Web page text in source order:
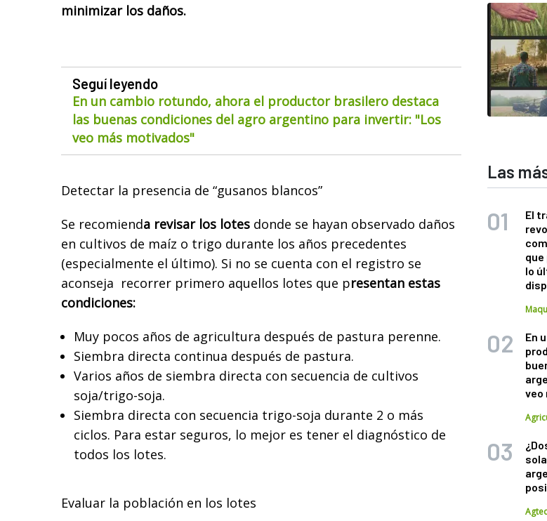
minimizar los daños.
Seguí leyendo
En un cambio rotundo, ahora el productor brasilero destaca
las buenas condiciones del agro argentino para invertir: "Los
veo más motivados"
Detectar la presencia de “gusanos blancos”
Se recomienda revisar los lotes donde se hayan observado daños
en cultivos de maíz o trigo durante los años precedentes
(especialmente el último). Si no se cuenta con el registro se
aconseja recorrer primero aquellos lotes que presentan estas
condiciones:
Muy pocos años de agricultura después de pastura perenne.
Siembra directa continua después de pastura.
Varios años de siembra directa con secuencia de cultivos
soja/trigo-soja.
Siembra directa con secuencia trigo-soja durante 2 o más
ciclos. Para estar seguros, lo mejor es tener el diagnóstico de
todos los lotes.
Evaluar la población en los lotes
Las
El
lo
En
veo